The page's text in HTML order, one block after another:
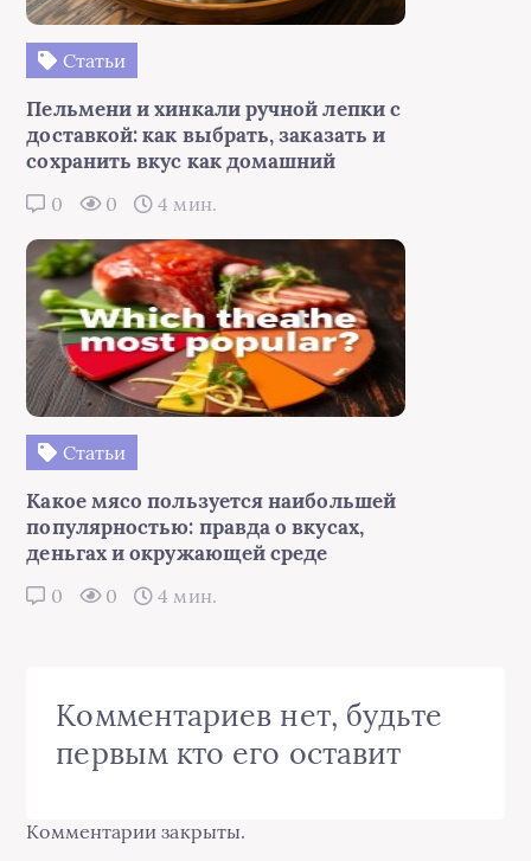
Статьи
Пельмени и хинкали ручной лепки с
доставкой: как выбрать, заказать и
сохранить вкус как домашний
0 0 4 мин.
Статьи
Какое мясо пользуется наибольшей
популярностью: правда о вкусах,
деньгах и окружающей среде
0 0 4 мин.
Комментариев нет, будьте
первым кто его оставит
Комментарии закрыты.